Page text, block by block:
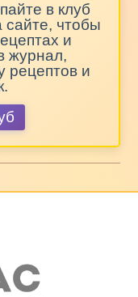
в клуб
сайте, чтобы
и
журнал,
рецептов и